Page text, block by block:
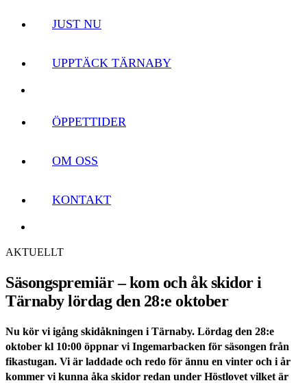
JUST NU
UPPTÄCK TÄRNABY
ÖPPETTIDER
OM OSS
KONTAKT
AKTUELLT
Säsongspremiär – kom och åk skidor i
Tärnaby lördag den 28:e oktober
Nu kör vi igång skidåkningen i Tärnaby. Lördag den 28:e
oktober kl 10:00 öppnar vi Ingemarbacken för säsongen från
fikastugan. Vi är laddade och redo för ännu en vinter och i år
kommer vi kunna åka skidor redan under Höstlovet vilket är